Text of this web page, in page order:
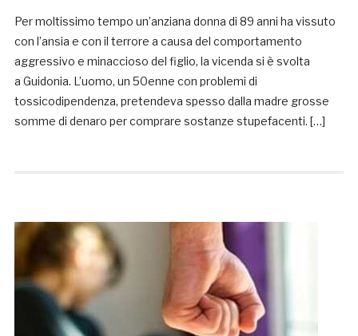
Per moltissimo tempo un’anziana donna di 89 anni ha vissuto
con l’ansia e con il terrore a causa del comportamento
aggressivo e minaccioso del figlio, la vicenda si è svolta
a Guidonia. L’uomo, un 50enne con problemi di
tossicodipendenza, pretendeva spesso dalla madre grosse
somme di denaro per comprare sostanze stupefacenti. […]